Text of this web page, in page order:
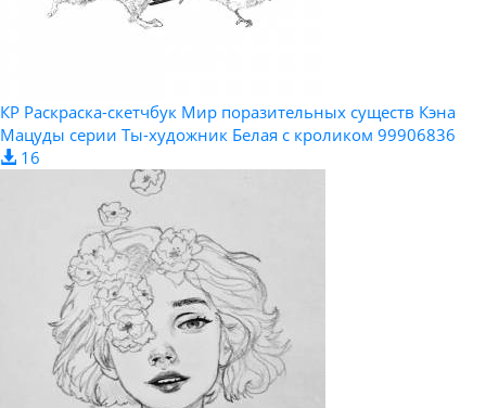
КР Раскраска-скетчбук Мир поразительных существ Кэна
Мацуды серии Ты-художник Белая с кроликом 99906836
16